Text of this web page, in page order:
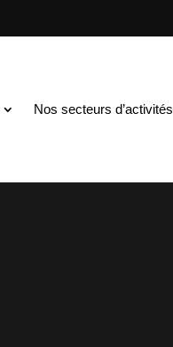
Nos secteurs d’activités